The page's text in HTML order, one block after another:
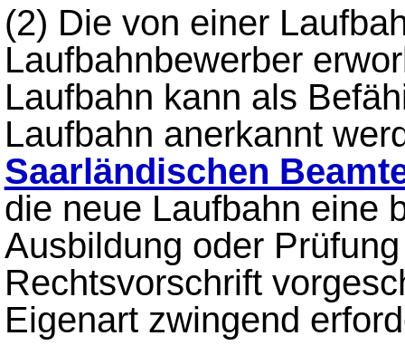
(2) Die von einer
Laufbahnbewerber
Laufbahn kann als
Laufbahn anerkannt
Saarländischen
die neue Laufbahn eine
Ausbildung oder
Rechtsvorschrift
Eigenart zwingend